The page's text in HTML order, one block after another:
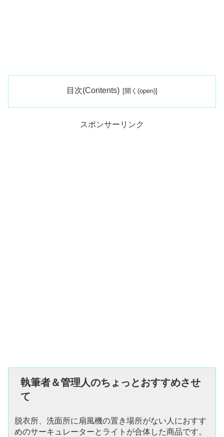
目次(Contents)
スポンサーリンク
執筆者＆管理人のちょっとおすすめさせ
て
脱衣所、洗面所に扇風機の置き場所がない人におすす
めのサーキュレーターとライトが合体した商品です。